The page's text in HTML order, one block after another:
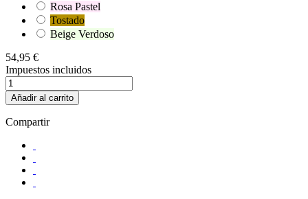
Rosa Pastel
Tostado
Beige Verdoso
54,95 €
Impuestos incluidos
Añadir al carrito
Compartir